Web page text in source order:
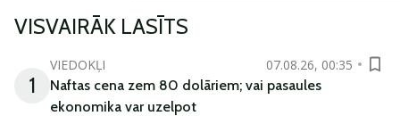
VISVAIRĀK LASĪTS
1
VIEDOKĻI
07.08.26, 00:35
Naftas cena zem 80 dolāriem; vai pasaules
ekonomika var uzelpot